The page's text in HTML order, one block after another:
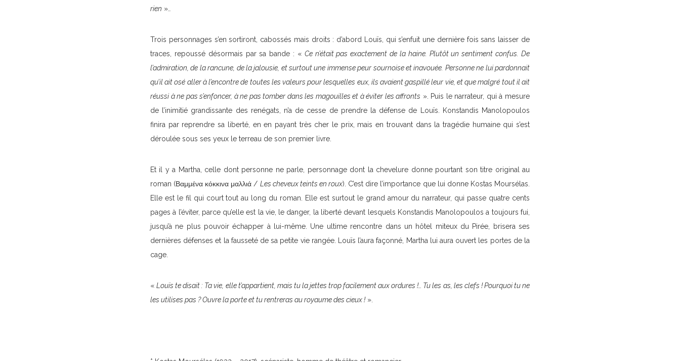
rien »
Trois personnages s’en sortiront, cabossés mais droits : d’abord Louïs, qui s’enfuit une dernière fois sans laisser de
traces, repoussé désormais par sa bande : « Ce n’était pas exactement de la haine. Plutôt un sentiment confus. De
l’admiration, de la rancune, de la jalousie, et surtout une immense peur sournoise et inavouée. Personne ne lui pardonnait
qu’il ait osé aller à l’encontre de toutes les valeurs pour lesquelles eux, ils avaient gaspillé leur vie, et que malgré tout il ait
réussi à ne pas s’enfoncer, à ne pas tomber dans les magouilles et à éviter les affronts ». Puis le narrateur, qui à mesure
de l’inimitié grandissante des renégats, n’a de cesse de prendre la défense de Louïs. Konstandis Manolopoulos
finira par reprendre sa liberté, en en payant très cher le prix, mais en trouvant dans la tragédie humaine qui s’est
déroulée sous ses yeux le terreau de son premier livre.
Et il y a Martha, celle dont personne ne parle, personnage dont la chevelure donne pourtant son titre original au
roman (Βαμμένα κόκκινα μαλλιά / Les cheveux teints en roux). C’est dire l’importance que lui donne Kostas Moursélas.
Elle est le fil qui court tout au long du roman. Elle est surtout le grand amour du narrateur, qui passe quatre cents
pages à l’éviter, parce qu’elle est la vie, le danger, la liberté devant lesquels Konstandis Manolopoulos a toujours fui,
jusqu’à ne plus pouvoir échapper à lui-même. Une ultime rencontre dans un hôtel miteux du Pirée, brisera ses
dernières défenses et la fausseté de sa petite vie rangée. Louïs l’aura façonné, Martha lui aura ouvert les portes de la
cage.
«Louïs te disait : Ta vie, elle t’appartient, mais tu la jettes trop facilement aux ordures !… Tu les as, les clefs ! Pourquoi tu ne
les utilises pas ? Ouvre la porte et tu rentreras au royaume des cieux !».